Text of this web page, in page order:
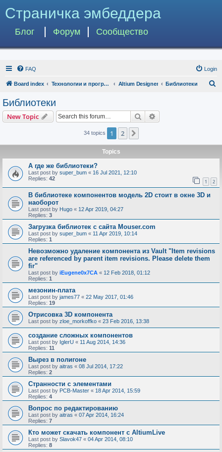
Страничка эмбеддера
Блог Форум Сообщество
FAQ Login
Board index Технологии и программы Altium Designer Библиотеки
Библиотеки
New Topic Search
34 topics 1 2
Topics
А где же библиотеки?
Last post by super_bum « 16 Jul 2021, 12:10
Replies: 42 1 2
В библиотеке компонентов модель 2D стоит в окне 3D и
наоборот
Last post by Hugo « 12 Apr 2019, 04:27
Replies: 3
Загрузка библиотек с сайта Mouser.com
Last post by super_bum « 11 Apr 2019, 10:14
Replies: 1
Невозможно удаление компонента из Vault "Item revisions
are referenced by parent item revisions. Please delete them
fir"
Last post by iEugene0x7CA « 12 Feb 2018, 01:12
Replies: 1
мезонин-плата
Last post by james77 « 22 May 2017, 01:46
Replies: 19
Отрисовка 3D компонента
Last post by zloe_morkoffko « 23 Feb 2016, 13:38
создание сложных компонентов
Last post by IglerU « 11 Aug 2014, 14:36
Replies: 11
Вырез в полигоне
Last post by aitras « 08 Jul 2014, 17:22
Replies: 2
Странности с элементами
Last post by PCB-Master « 18 Apr 2014, 15:59
Replies: 4
Вопрос по редактированию
Last post by aitras « 07 Apr 2014, 16:24
Replies: 7
Кто может скачать компонент c AltiumLive
Last post by Slavok47 « 04 Apr 2014, 08:10
Replies: 8